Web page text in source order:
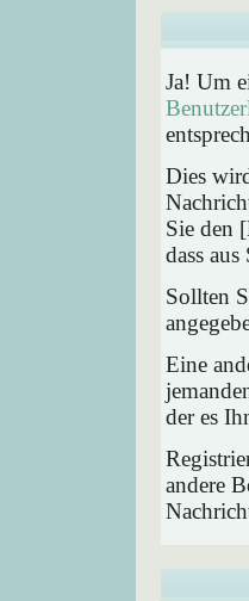
Ja! Um
Dies
Sie den
dass
Sollten
Eine
der es
andere